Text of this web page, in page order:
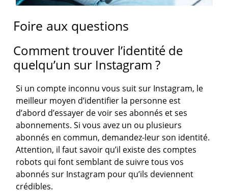
Foire aux questions
Comment trouver l’identité de
quelqu’un sur Instagram ?
Si un compte inconnu vous suit sur Instagram, le
meilleur moyen d’identifier la personne est
d’abord d’essayer de voir ses abonnés et ses
abonnements. Si vous avez un ou plusieurs
abonnés en commun, demandez-leur son identité.
Attention, il faut savoir qu’il existe des comptes
robots qui font semblant de suivre tous vos
abonnés sur Instagram pour qu’ils deviennent
crédibles.